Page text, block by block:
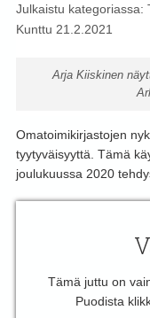
Julkaistu kategoriassa:
Kunttu 21.2.2021
Arja Kiiskinen
Omatoimikirjastojen
tyytyväisyyttä. Tämä
joulukuussa 2020
Tämä juttu on
Puodista